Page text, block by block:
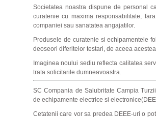
Societatea noastra dispune de personal
curatenie cu maxima responsabilitate,
companiei sau sanatatea angajatilor.
Produsele de curatenie si echipamentele
deoseori diferitelor testari, de aceea
Imaginea noului sediu reflecta calitatea
trata solicitarile dumneavoastra.
SC Compania de Salubritate Campia
de echipamente electrice si
Cetatenii care vor sa predea DEEE-uri o